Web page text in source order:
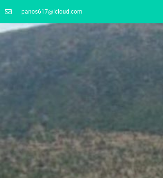
panos617@icloud.com